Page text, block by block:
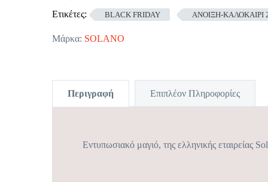
Ετικέτες:
BLACK FRIDAY ΑΝΟΙΞΗ-ΚΑΛΟΚΑΙΡΙ
Μάρκα: SOLANO
Περιγραφή Επιπλέον Πληροφορίες
Εντυπωσιακό μαγιό, της ελληνικής εταιρείας